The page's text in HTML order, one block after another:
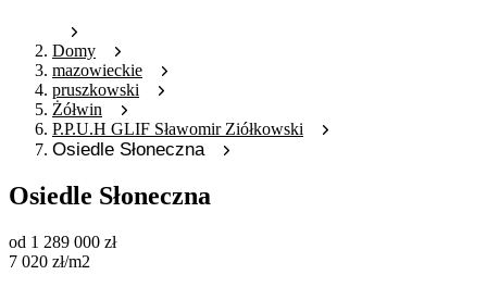
Domy
mazowieckie
pruszkowski
Żółwin
P.P.U.H GLIF Sławomir Ziółkowski
Osiedle Słoneczna
Osiedle Słoneczna
od 1 289 000 zł
7 020 zł/m2